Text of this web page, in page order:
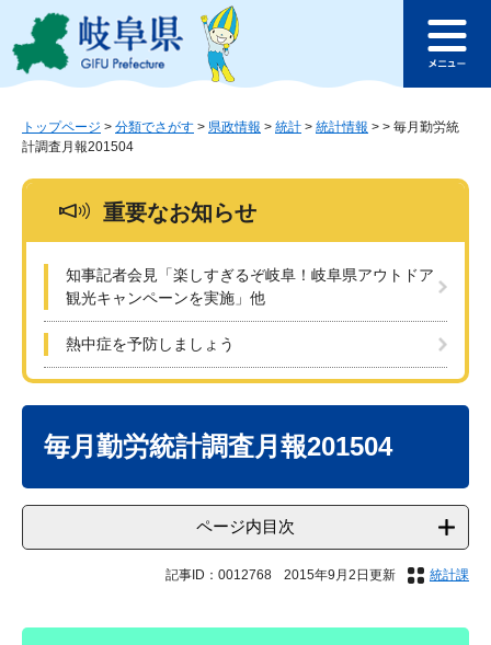
ジ
ュ
このページの本文へ
ュ
トップページ > 分類でさがす > 県政情報 > 統計 > 統計情報 > > 毎月勤労統
計調査月報201504
重要なお知らせ
知事記者会見「楽しすぎるぞ岐阜！岐阜県アウトドア
観光キャンペーンを実施」他
熱中症を予防しましょう
毎月勤労統計調査月報201504
ページ内目次
記事ID：0012768 2015年9月2日更新 統計課